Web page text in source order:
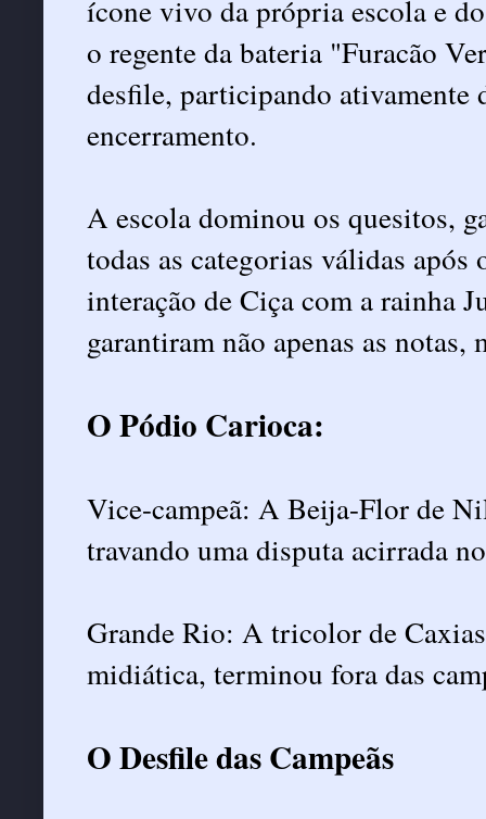
ícone vivo da própria escola e
o regente da bateria "Furacão
desfile, participando ativamente
encerramento.
A escola dominou os quesitos,
todas as categorias válidas após
interação de Ciça com a rainha
garantiram não apenas as notas,
O Pódio Carioca:
Vice-campeã: A Beija-Flor de
travando uma disputa acirrada
Grande Rio: A tricolor de
midiática, terminou fora das
O Desfile das Campeãs